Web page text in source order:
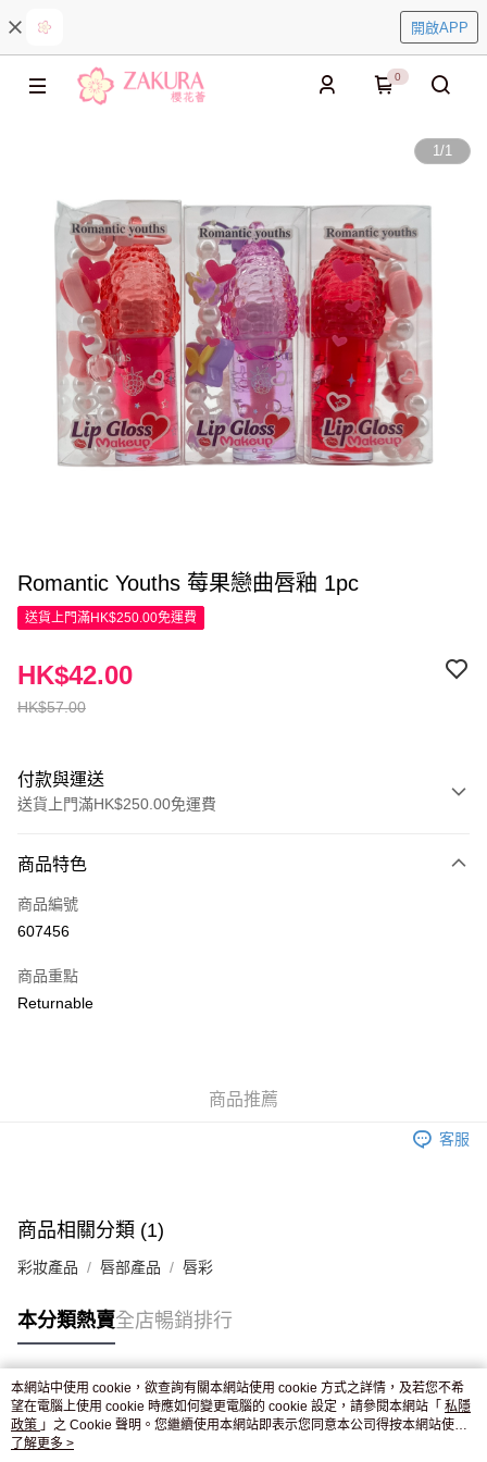
開啟APP
0
1/1
Romantic Youths 莓果戀曲唇釉 1pc
送貨上門滿HK$250.00免運費
HK$57.00
HK$42.00
付款與運送
送貨上門滿HK$250.00免運費
信用卡
Apple Pay
WeChat Pay
JD京東物流，訂單確認發貨後2-4個工作天送達
商品特色
商品編號
607456
商品重點
Returnable
商品推薦
客服
商品相關分類 (1)
彩妝產品 唇部產品 唇彩
本分類熱賣全店暢銷排行
熱門標籤
熱銷排行
本網站中使用 cookie，欲查詢有關本網站使用 cookie 方式之詳情，及若您不希
望在電腦上使用 cookie 時應如何變更電腦的 cookie 設定，請參閱本網站「 私隱
政策 」之 Cookie 聲明。您繼續使用本網站即表示您同意本公司得按本網站使用
條款之 Cookie 聲明使用 cookie。
了解更多 >